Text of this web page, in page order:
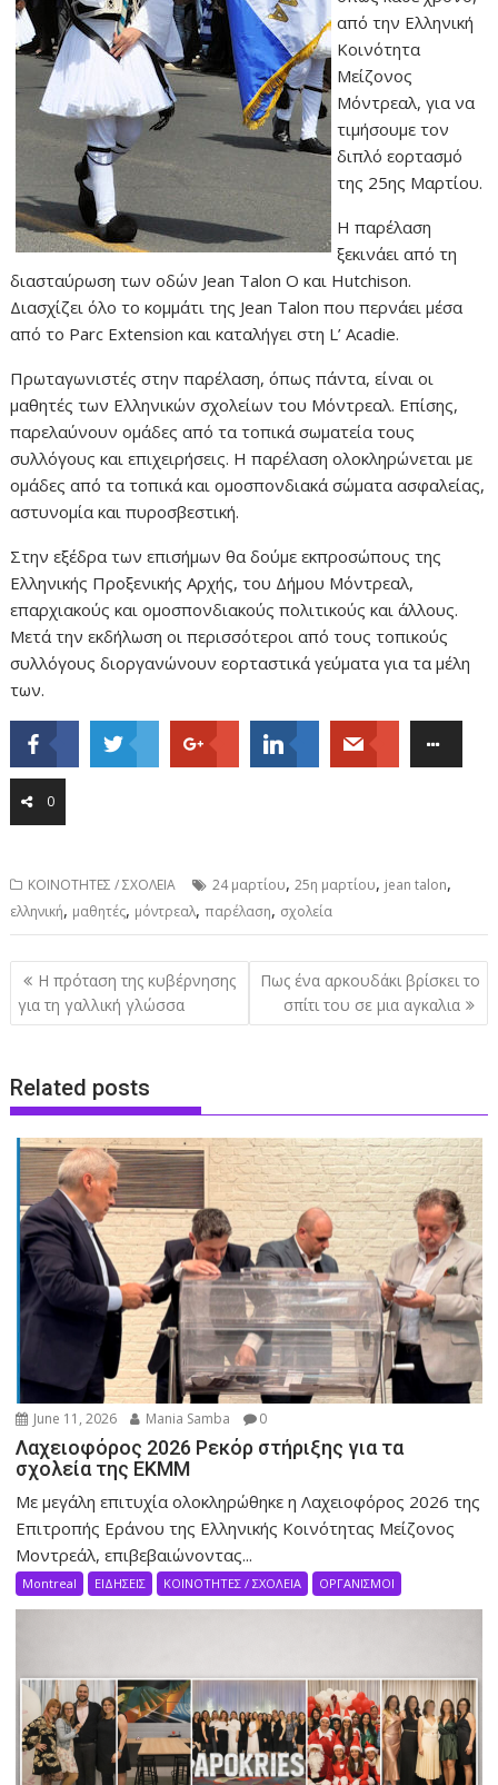
από την Ελληνική
Κοινότητα
Μείζονος
Μόντρεαλ, για να
τιμήσουμε τον
διπλό εορτασμό
της 25ης Μαρτίου.
Η παρέλαση
ξεκινάει από τη
διασταύρωση των οδών Jean Talon O και Hutchison.
Διασχίζει όλο το κομμάτι της Jean Talon που περνάει μέσα
από το Parc Extension και καταλήγει στη L’ Acadie.
Πρωταγωνιστές στην παρέλαση, όπως πάντα, είναι οι
μαθητές των Ελληνικών σχολείων του Μόντρεαλ. Επίσης,
παρελαύνουν ομάδες από τα τοπικά σωματεία τους
συλλόγους και επιχειρήσεις. Η παρέλαση ολοκληρώνεται με
ομάδες από τα τοπικά και ομοσπονδιακά σώματα ασφαλείας,
αστυνομία και πυροσβεστική.
Στην εξέδρα των επισήμων θα δούμε εκπροσώπους της
Ελληνικής Προξενικής Αρχής, του Δήμου Μόντρεαλ,
επαρχιακούς και ομοσπονδιακούς πολιτικούς και άλλους.
Μετά την εκδήλωση οι περισσότεροι από τους τοπικούς
συλλόγους διοργανώνουν εορταστικά γεύματα για τα μέλη
των.
0
ΚΟΙΝΟΤΗΤΕΣ / ΣΧΟΛΕΙΑ 24 μαρτίου,25η μαρτίου, jean talon,
ελληνική, μαθητές, μόντρεαλ,παρέλαση, σχολεία
Post
navigation
Η πρόταση της κυβέρνησης
για τη γαλλική γλώσσα
Πως ένα αρκουδάκι βρίσκει το
σπίτι του σε μια αγκαλια
Related posts
June 11, 2026 Mania Samba 0
Λαχειοφόρος 2026 Ρεκόρ στήριξης για τα
σχολεία της ΕΚΜΜ
Με μεγάλη επιτυχία ολοκληρώθηκε η Λαχειοφόρος 2026 της
Επιτροπής Εράνου της Ελληνικής Κοινότητας Μείζονος
Μοντρεάλ, επιβεβαιώνοντας...
Montreal ΕΙΔΗΣΕΙΣ ΚΟΙΝΟΤΗΤΕΣ / ΣΧΟΛΕΙΑ ΟΡΓΑΝΙΣΜΟΙ